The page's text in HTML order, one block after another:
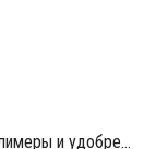
Индонезия снизила ввозные пошлины на полимеры и удобрения из ЕАЭС